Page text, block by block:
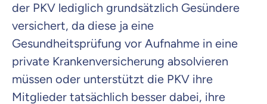
der PKV lediglich grundsätzlich Gesündere
versichert, da diese ja eine
Gesundheitsprüfung vor Aufnahme in eine
private Krankenversicherung absolvieren
müssen oder unterstützt die PKV ihre
Mitglieder tatsächlich besser dabei, ihre